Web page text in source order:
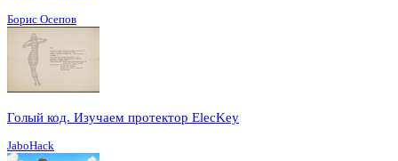
Борис Осепов
Голый код. Изучаем протектор ElecKey
JaboHack